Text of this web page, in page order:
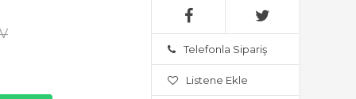
Telefonla Sipariş
Listene Ekle